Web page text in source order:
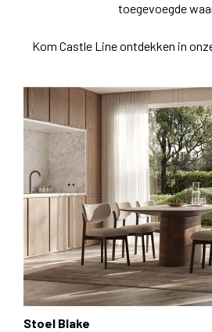
toegevoegde
Kom Castle Line ontdekken in
Stoel Blake